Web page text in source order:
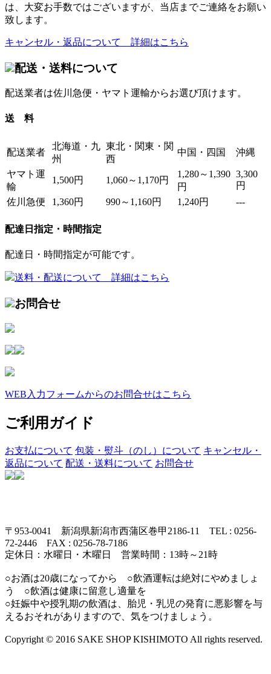
は、大変お手数ではございますが、当店までご連絡をお願い
致します。
キャンセル・返品について 詳細はこちら
配送・送料について
配送業者は佐川急便・ヤマト運輸からお選び頂けます。
送 料
配送業者
北海道・九
州
東北・関東・関
西
中国・四国 沖縄
ヤマト運
輸
1,500円 1,060～1,170円
1,280～1,390
円
3,300
円
佐川急便
1,360円 990～1,160円 1,240円 ---
配達日指定・時間指定
配達日・時間指定が可能です。
送料・配送について 詳細はこちら
お問合せ
WEB入力フォームからのお問合せはこちら
ご利用ガイド
お支払について 包装・熨斗（のし）について キャンセル・
返品について 配送・送料について お問合せ
〒953-0041 新潟県新潟市西蒲区巻甲2186-11 TEL : 0256-
72-2446 FAX : 0256-78-7186
定休日：水曜日・木曜日 営業時間：13時～21時
○お酒は20歳になってから ○飲酒運転は絶対にやめましょ
う ○飲酒は健康に留意し適量を
○妊娠中や授乳期の飲酒は、胎児・乳児の発育に悪影響を与
えるおそれがありますので、気をつけましょう。
Copyright © 2016 SAKE SHOP KISHIMOTO All rights reserved.